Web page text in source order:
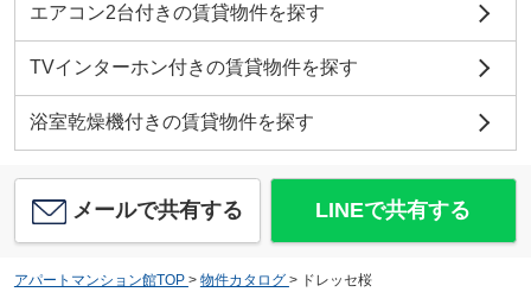
エアコン2台付きの賃貸物件を探す
TVインターホン付きの賃貸物件を探す
浴室乾燥機付きの賃貸物件を探す
メールで共有する LINEで共有する
アパートマンション館TOP > 物件カタログ > ドレッセ桜